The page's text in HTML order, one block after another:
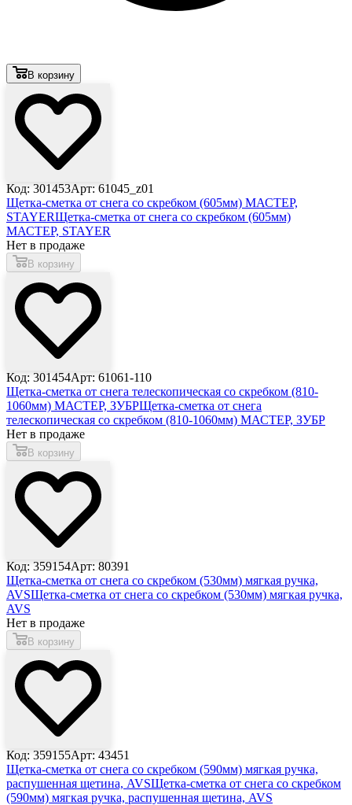
В корзину
Код: 301453Арт: 61045_z01
Щетка-сметка от снега со скребком (605мм) МАСТЕР,
STAYERЩетка-сметка от снега со скребком (605мм)
МАСТЕР, STAYER
Нет в продаже
В корзину
Код: 301454Арт: 61061-110
Щетка-сметка от снега телескопическая со скребком (810-
1060мм) МАСТЕР, ЗУБРЩетка-сметка от снега
телескопическая со скребком (810-1060мм) МАСТЕР, ЗУБР
Нет в продаже
В корзину
Код: 359154Арт: 80391
Щетка-сметка от снега со скребком (530мм) мягкая ручка,
AVSЩетка-сметка от снега со скребком (530мм) мягкая ручка,
AVS
Нет в продаже
В корзину
Код: 359155Арт: 43451
Щетка-сметка от снега со скребком (590мм) мягкая ручка,
распушенная щетина, AVSЩетка-сметка от снега со скребком
(590мм) мягкая ручка, распушенная щетина, AVS